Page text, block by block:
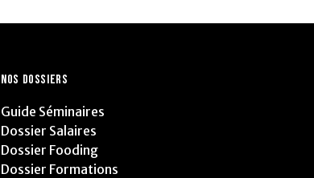
NOS DOSSIERS
Guide Séminaires
Dossier Salaires
Dossier Fooding
Dossier Formations